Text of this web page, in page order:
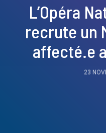
L’Opéra
recrute un
affecté.e
23